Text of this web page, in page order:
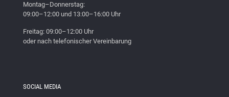
Montag–Donnerstag:
09:00–12:00 und 13:00–16:00 Uhr
Freitag: 09:00–12:00 Uhr
oder nach telefonischer Vereinbarung
SOCIAL MEDIA